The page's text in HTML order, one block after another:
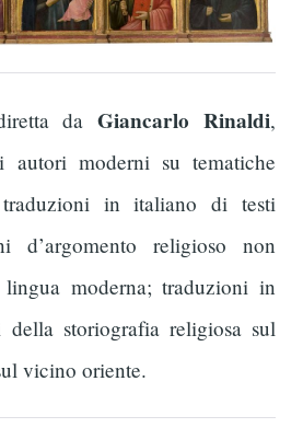
daGiancarlo Rinaldi,
autori moderni su tematiche
in italiano di testi
d’argomento religioso non
moderna; traduzioni in
storiografia religiosa sul
vicino oriente.